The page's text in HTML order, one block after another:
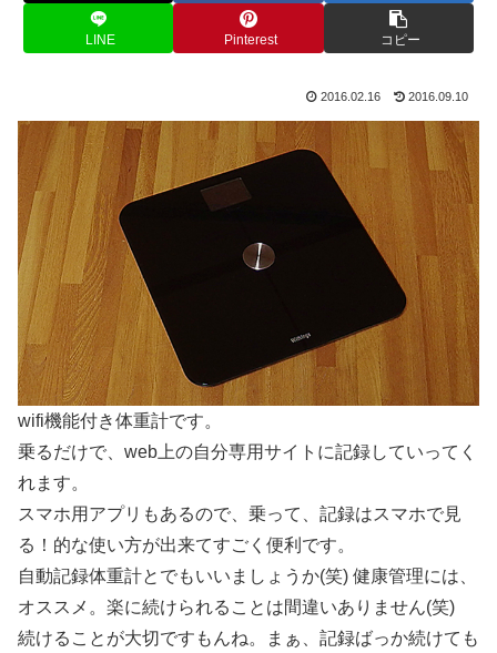
LINE Pinterest コピー
2016.02.16 2016.09.10
wifi機能付き体重計です。
乗るだけで、web上の自分専用サイトに記録していってく
れます。
スマホ用アプリもあるので、乗って、記録はスマホで見
る！的な使い方が出来てすごく便利です。
自動記録体重計とでもいいましょうか(笑) 健康管理には、
オススメ。楽に続けられることは間違いありません(笑)
続けることが大切ですもんね。まぁ、記録ばっか続けても